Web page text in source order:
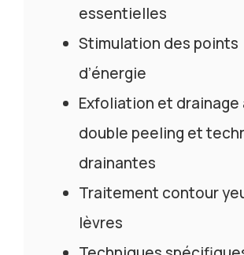
essentielles
Stimulation des points
d’énergie
Exfoliation et drainage
double peeling et
drainantes
Traitement contour
lèvres